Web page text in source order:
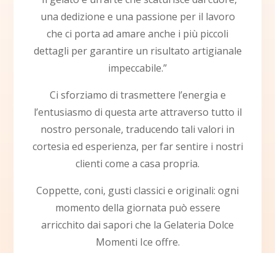
una dedizione e una passione per il lavoro
che ci porta ad amare anche i più piccoli
dettagli per garantire un risultato artigianale
impeccabile.”
Ci sforziamo di trasmettere l’energia e
l’entusiasmo di questa arte attraverso tutto il
nostro personale, traducendo tali valori in
cortesia ed esperienza, per far sentire i nostri
clienti come a casa propria.
Coppette, coni, gusti classici e originali: ogni
momento della giornata può essere
arricchito dai sapori che la Gelateria Dolce
Momenti Ice offre.